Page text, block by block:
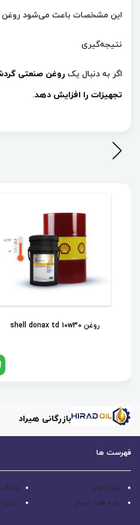
این مشخصات باعث می‌شود روغن
نتیجه‌گیری
اگر به دنبال یک روغن صنعتی
تجهیزات را افزایش دهد.
روغن shell donax td 10w30
بازرگانی هیراد
فهرست ها
هیراد اویل وبلاگ
رویه های ارسال
درباره